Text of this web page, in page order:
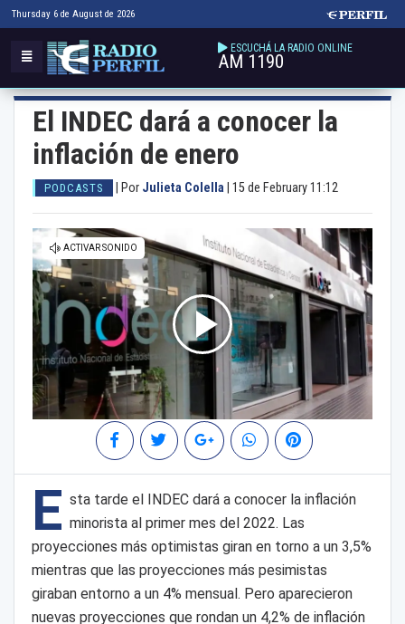
Thursday 6 de August de 2026
ESCUCHÁ LA RADIO ONLINE
AM 1190
El INDEC dará a conocer la
inflación de enero
PODCASTS Por Julieta Colella 15 de February 11:12
E sta tarde el INDEC dará a conocer la inflación
minorista al primer mes del 2022. Las
proyecciones más optimistas giran en torno a un 3,5%
mientras que las proyecciones más pesimistas
giraban entorno a un 4% mensual. Pero aparecieron
nuevas proyecciones que rondan un 4,2% de inflación